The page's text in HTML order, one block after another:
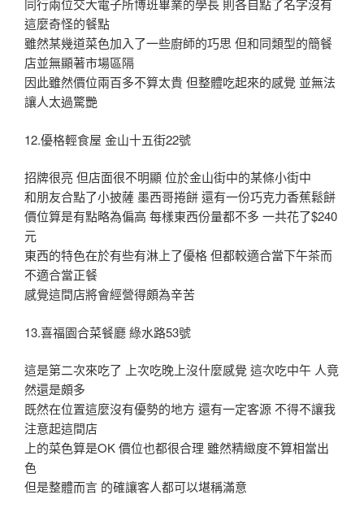
同行兩位交大電子所博班畢業的學長 則各自點了名字沒有
這麼奇怪的餐點
雖然某幾道菜色加入了一些廚師的巧思 但和同類型的簡餐
店並無顯著市場區隔
因此雖然價位兩百多不算太貴 但整體吃起來的感覺 並無法
讓人太過驚艷
12.優格輕食屋 金山十五街22號
招牌很亮 但店面很不明顯 位於金山街中的某條小街中
和朋友合點了小披薩 墨西哥捲餅 還有一份巧克力香蕉鬆餅
價位算是有點略為偏高 每樣東西份量都不多 一共花了$240
元
東西的特色在於有些有淋上了優格 但都較適合當下午茶而
不適合當正餐
感覺這間店將會經營得頗為辛苦
13.喜福園合菜餐廳 綠水路53號
這是第二次來吃了 上次吃晚上沒什麼感覺 這次吃中午 人竟
然還是頗多
既然在位置這麼沒有優勢的地方 還有一定客源 不得不讓我
注意起這間店
上的菜色算是OK 價位也都很合理 雖然精緻度不算相當出
色
但是整體而言 的確讓客人都可以堪稱滿意